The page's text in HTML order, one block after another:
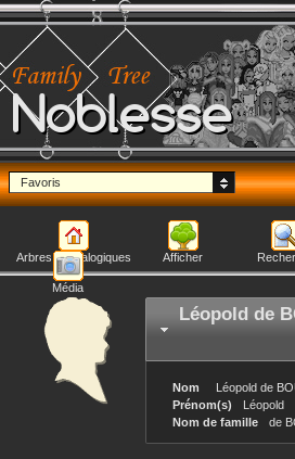
Noblesse
Favoris
Arbres généalogiques Afficher
Média
Léopold de
Nom Léopold de
Prénom(s)
Léopold
Nom de famille
de